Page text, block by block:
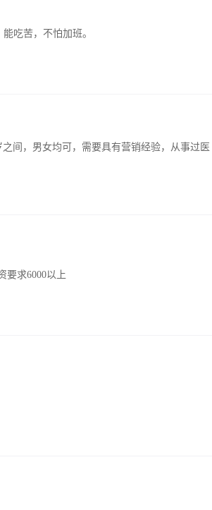
吃苦，不怕加班。
间，男女均可，需要具有营销经验，从事过医
要求6000以上